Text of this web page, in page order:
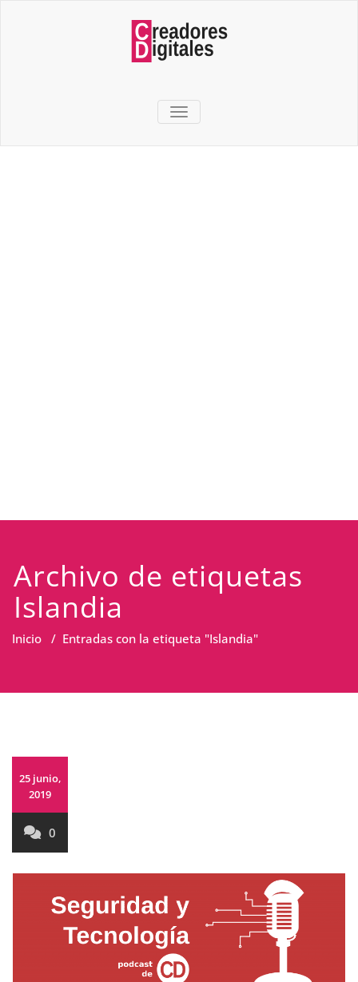
TOGGLE NAVIGATION
Archivo de etiquetas
Islandia
Inicio / Entradas con la etiqueta "Islandia"
25 junio,
2019
0